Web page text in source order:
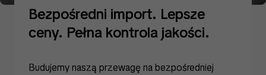
Bezpośredni import. Lepsze
ceny. Pełna kontrola jakości.
Budujemy naszą przewagę na bezpośredniej